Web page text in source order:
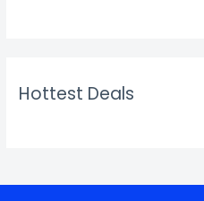
Hottest Deals